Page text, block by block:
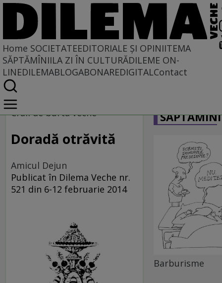
Home SOCIETATEEDITORIALE ȘI OPINIITEMA
SĂPTĂMÎNIILA ZI ÎN CULTURĂDILEME ON-
LINEDILEMABLOGABONAREDIGITALContact
Home
Societate
Craii de burta veche
Doradă otrăvită
Amicul Dejun
Publicat în Dilema Veche nr.
521 din 6-12 februarie 2014
Barburisme